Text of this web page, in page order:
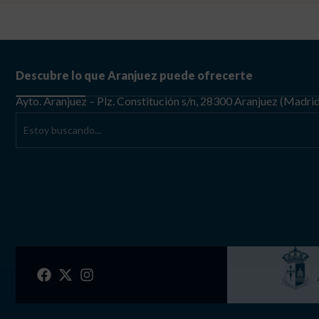
Descubre lo que Aranjuez puede ofrecerte
Ayto. Aranjuez – Plz. Constitución s/n, 28300 Aranjuez